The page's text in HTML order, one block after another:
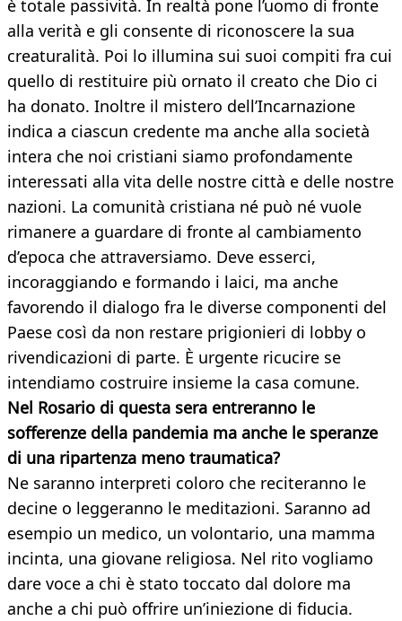
è totale passività. In realtà pone l’uomo di fronte
alla verità e gli consente di riconoscere la sua
creaturalità. Poi lo illumina sui suoi compiti fra cui
quello di restituire più ornato il creato che Dio ci
ha donato. Inoltre il mistero dell’Incarnazione
indica a ciascun credente ma anche alla società
intera che noi cristiani siamo profondamente
interessati alla vita delle nostre città e delle nostre
nazioni. La comunità cristiana né può né vuole
rimanere a guardare di fronte al cambiamento
d’epoca che attraversiamo. Deve esserci,
incoraggiando e formando i laici, ma anche
favorendo il dialogo fra le diverse componenti del
Paese così da non restare prigionieri di lobby o
rivendicazioni di parte. È urgente ricucire se
intendiamo costruire insieme la casa comune.
Nel Rosario di questa sera entreranno le
sofferenze della pandemia ma anche le speranze
di una ripartenza meno traumatica?
Ne saranno interpreti coloro che reciteranno le
decine o leggeranno le meditazioni. Saranno ad
esempio un medico, un volontario, una mamma
incinta, una giovane religiosa. Nel rito vogliamo
dare voce a chi è stato toccato dal dolore ma
anche a chi può offrire un’iniezione di fiducia.